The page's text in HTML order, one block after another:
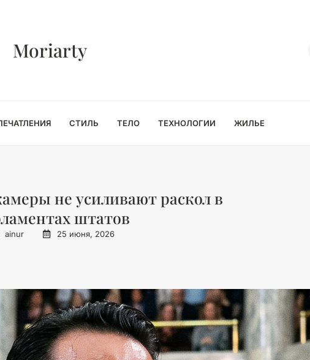
Moriarty
СТИЛЬ ТЕЛО ТЕХНОЛОГИИ ЖИЛЬЕ
не усиливают раскол в
штатов
ainur 25 июня, 2026